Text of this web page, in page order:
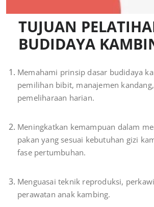
TUJUAN
BUDIDAYA
Memahami prinsip dasar budidaya
pemilihan bibit, manajemen
pemeliharaan harian.
Meningkatkan kemampuan dalam
pakan yang sesuai kebutuhan gizi
fase pertumbuhan.
Menguasai teknik reproduksi,
perawatan anak kambing.